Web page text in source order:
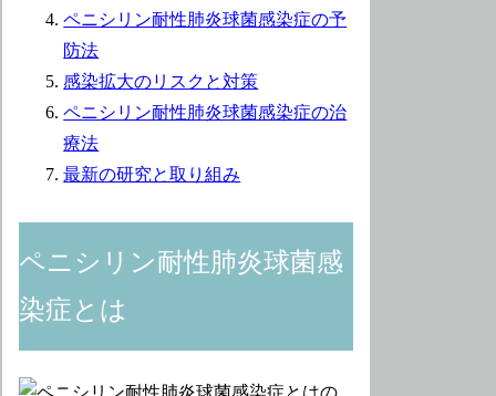
ペニシリン耐性肺炎球菌感染症の予
防法
感染拡大のリスクと対策
ペニシリン耐性肺炎球菌感染症の治
療法
最新の研究と取り組み
ペニシリン耐性肺炎球菌感
染症とは